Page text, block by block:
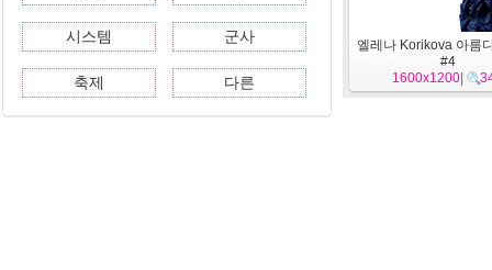
시스템 군사
축제 다른
엘레나 Korikova 아름
#4
1600x1200